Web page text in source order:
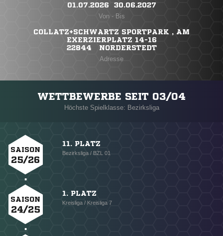
01.07.2026 ​ 30.06.2027
Von - Bis
COLLATZ+SCHWARTZ SPORTPARK , AM
EXERZIERPLATZ 14-16
22844 NORDERSTEDT
Adresse
WETTBEWERBE SEIT 03/04
Höchste Spielklasse: Bezirksliga
SAISON
25/26
11. PLATZ
Bezirksliga / BZL 01
SAISON
24/25
1. PLATZ
Kreisliga / Kreisliga 7